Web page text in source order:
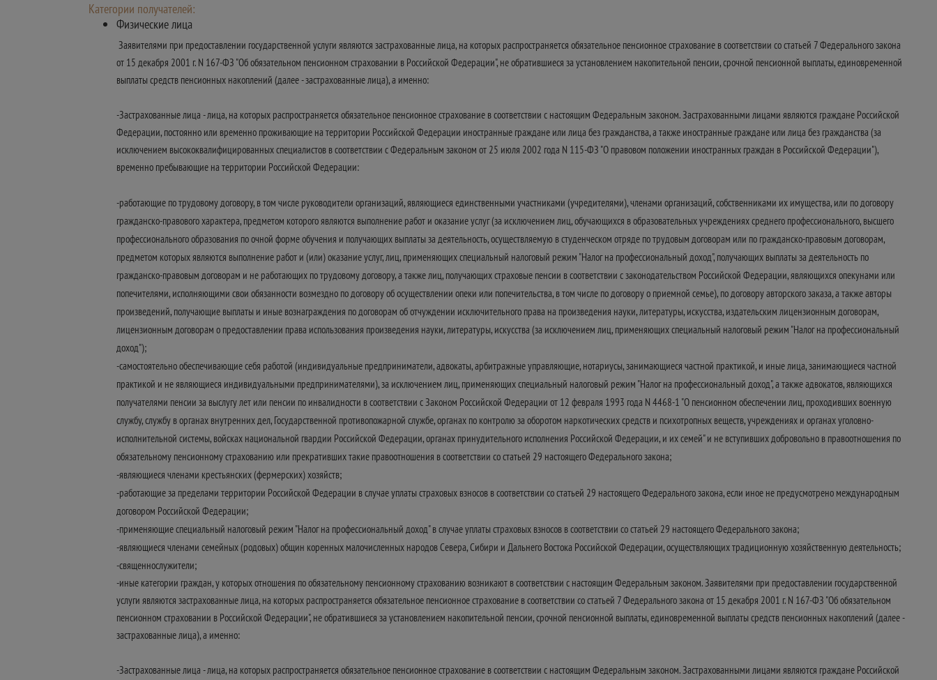
Категории получателей:
Физические лица
Заявителями при предоставлении государственной услуги являются застрахованные лица, на которых распространяется обязательное пенсионное страхование в соответствии со статьей 7 Федерального закона
от 15 декабря 2001 г. N 167-ФЗ "Об обязательном пенсионном страховании в Российской Федерации", не обратившиеся за установлением накопительной пенсии, срочной пенсионной выплаты, единовременной
выплаты средств пенсионных накоплений (далее - застрахованные лица), а именно:
-Застрахованные лица - лица, на которых распространяется обязательное пенсионное страхование в соответствии с настоящим Федеральным законом. Застрахованными лицами являются граждане Российской
Федерации, постоянно или временно проживающие на территории Российской Федерации иностранные граждане или лица без гражданства, а также иностранные граждане или лица без гражданства (за
исключением высококвалифицированных специалистов в соответствии с Федеральным законом от 25 июля 2002 года N 115-ФЗ "О правовом положении иностранных граждан в Российской Федерации"),
временно пребывающие на территории Российской Федерации:
-работающие по трудовому договору, в том числе руководители организаций, являющиеся единственными участниками (учредителями), членами организаций, собственниками их имущества, или по договору
гражданско-правового характера, предметом которого являются выполнение работ и оказание услуг (за исключением лиц, обучающихся в образовательных учреждениях среднего профессионального, высшего
профессионального образования по очной форме обучения и получающих выплаты за деятельность, осуществляемую в студенческом отряде по трудовым договорам или по гражданско-правовым договорам,
предметом которых являются выполнение работ и (или) оказание услуг, лиц, применяющих специальный налоговый режим "Налог на профессиональный доход", получающих выплаты за деятельность по
гражданско-правовым договорам и не работающих по трудовому договору, а также лиц, получающих страховые пенсии в соответствии с законодательством Российской Федерации, являющихся опекунами или
попечителями, исполняющими свои обязанности возмездно по договору об осуществлении опеки или попечительства, в том числе по договору о приемной семье), по договору авторского заказа, а также авторы
произведений, получающие выплаты и иные вознаграждения по договорам об отчуждении исключительного права на произведения науки, литературы, искусства, издательским лицензионным договорам,
лицензионным договорам о предоставлении права использования произведения науки, литературы, искусства (за исключением лиц, применяющих специальный налоговый режим "Налог на профессиональный
доход");
-самостоятельно обеспечивающие себя работой (индивидуальные предприниматели, адвокаты, арбитражные управляющие, нотариусы, занимающиеся частной практикой, и иные лица, занимающиеся частной
практикой и не являющиеся индивидуальными предпринимателями), за исключением лиц, применяющих специальный налоговый режим "Налог на профессиональный доход", а также адвокатов, являющихся
получателями пенсии за выслугу лет или пенсии по инвалидности в соответствии с Законом Российской Федерации от 12 февраля 1993 года N 4468-1 "О пенсионном обеспечении лиц, проходивших военную
службу, службу в органах внутренних дел, Государственной противопожарной службе, органах по контролю за оборотом наркотических средств и психотропных веществ, учреждениях и органах уголовно-
исполнительной системы, войсках национальной гвардии Российской Федерации, органах принудительного исполнения Российской Федерации, и их семей" и не вступивших добровольно в правоотношения по
обязательному пенсионному страхованию или прекративших такие правоотношения в соответствии со статьей 29 настоящего Федерального закона;
-являющиеся членами крестьянских (фермерских) хозяйств;
-работающие за пределами территории Российской Федерации в случае уплаты страховых взносов в соответствии со статьей 29 настоящего Федерального закона, если иное не предусмотрено международным
договором Российской Федерации;
-применяющие специальный налоговый режим "Налог на профессиональный доход" в случае уплаты страховых взносов в соответствии со статьей 29 настоящего Федерального закона;
-являющиеся членами семейных (родовых) общин коренных малочисленных народов Севера, Сибири и Дальнего Востока Российской Федерации, осуществляющих традиционную хозяйственную деятельность;
-священнослужители;
-иные категории граждан, у которых отношения по обязательному пенсионному страхованию возникают в соответствии с настоящим Федеральным законом. Заявителями при предоставлении государственной
услуги являются застрахованные лица, на которых распространяется обязательное пенсионное страхование в соответствии со статьей 7 Федерального закона от 15 декабря 2001 г. N 167-ФЗ "Об обязательном
пенсионном страховании в Российской Федерации", не обратившиеся за установлением накопительной пенсии, срочной пенсионной выплаты, единовременной выплаты средств пенсионных накоплений (далее -
застрахованные лица), а именно:
-Застрахованные лица - лица, на которых распространяется обязательное пенсионное страхование в соответствии с настоящим Федеральным законом. Застрахованными лицами являются граждане Российской